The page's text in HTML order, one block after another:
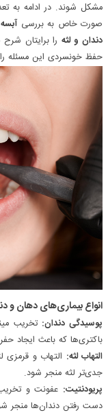
مشکل شوند. در ادامه به
صورت خاص به بررسی
دندان و لثه را برایتان
حفظ خونسردی این مسئله
انواع بیماری‌های دهان و
پوسیدگی دندان: تخریب
باکتری‌ها که باعث ایجاد
التهاب لثه: التهاب و قرمزی
جدی‌تر لثه منجر شود.
پریودنتیت: عفونت و
دست رفتن دندان‌ها منجر